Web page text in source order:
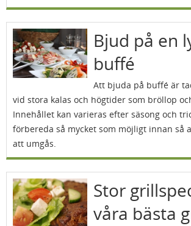
Bjud på en
buffé
Att bjuda på buffé är
vid stora kalas och högtider som bröllop
Innehållet kan varieras efter säsong och
förbereda så mycket som möjligt innan så
att umgås.
Stor
våra bästa